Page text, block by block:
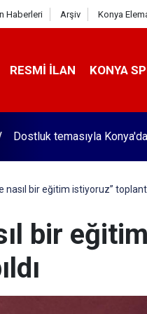
Haberleri Arşiv Konya
RESMI İLAN KONYA
Dostluk temasıyla
nasıl bir eğitim istiyoruz”
bir